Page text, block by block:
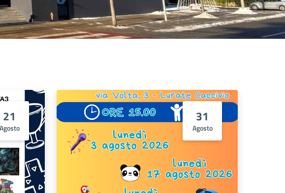
21
Agosto
31
Agosto